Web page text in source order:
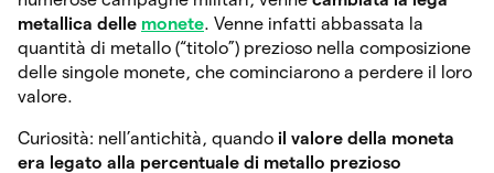
metallica delle monete. Venne infatti abbassata la
quantità di metallo (“titolo”) prezioso nella composizione
delle singole monete, che cominciarono a perdere il loro
valore.
Curiosità: nell’antichità, quando il valore della moneta
era legato alla percentuale di metallo prezioso